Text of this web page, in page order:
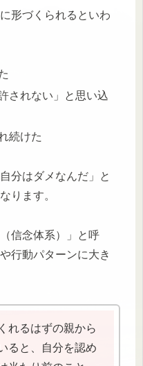
形づくられるといわ
されない」と思い込
続けた
分はダメなんだ」と
ります。
信念体系）」と呼
行動パターンに大き
れるはずの親から
ると、自分を認め